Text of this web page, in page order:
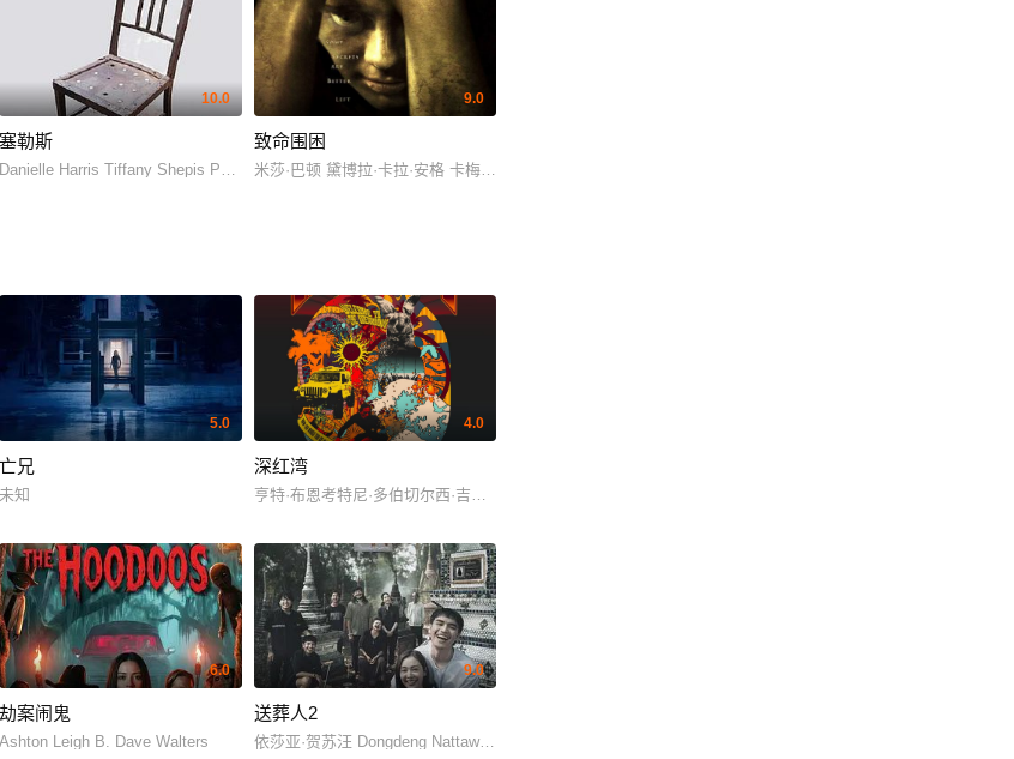
10.0
塞勒斯
Danielle Harris Tiffany Shepis Patricia Belcher
9.0
致命围困
米莎·巴顿 黛博拉·卡拉·安格 卡梅隆·布莱特
5.0
亡兄
未知
4.0
深红湾
亨特·布恩考特尼·多伯切尔西·吉尔森
6.0
劫案闹鬼
Ashton Leigh B. Dave Walters
9.0
送葬人2
依莎亚·贺苏汪 Dongdeng Nattawut Sanyabut